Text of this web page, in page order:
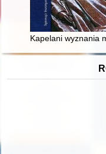
Kapelani wyznania